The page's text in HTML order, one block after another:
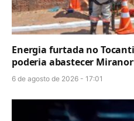
Energia furtada no
poderia abastecer
6 de agosto de 2026 - 17:01